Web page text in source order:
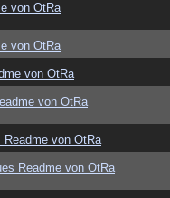
von OtRa
von OtRa
von OtRa
von OtRa
Readme von OtRa
Readme von OtRa